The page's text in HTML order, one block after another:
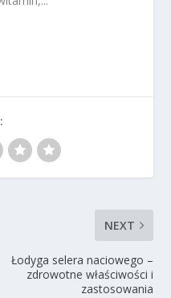
NEXT
Łodyga selera naciowego –
zdrowotne właściwości i
zastosowania